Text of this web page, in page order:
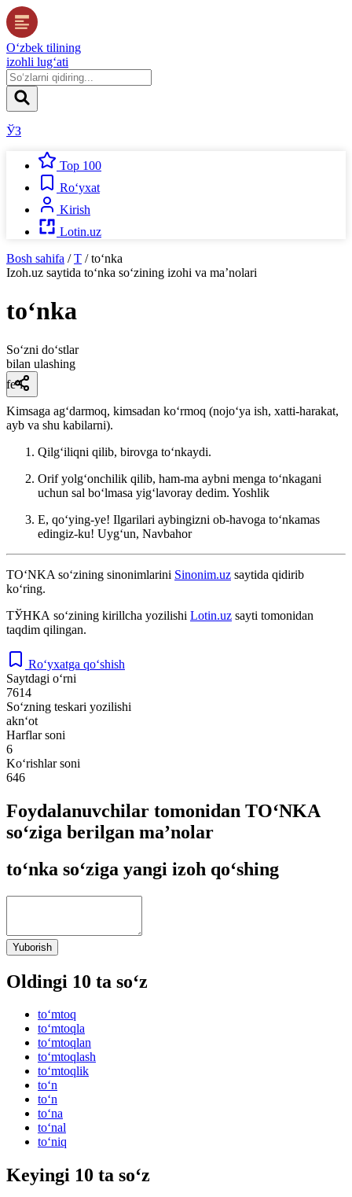
O‘zbek tilining
izohli lug‘ati
ЎЗ
Top 100
Ro‘yxat
Kirish
Lotin.uz
Bosh sahifa / T / to‘nka
Izoh.uz saytida to‘nka so‘zining izohi va ma’nolari
to‘nka
So‘zni do‘stlar
bilan ulashing
fe’l
Kimsaga agʻdarmoq, kimsadan koʻrmoq (nojoʻya ish, xatti-harakat,
ayb va shu kabilarni).
Qilgʻiliqni qilib, birovga toʻnkaydi.
Orif yolgʻonchilik qilib, ham-ma aybni menga toʻnkagani
uchun sal boʻlmasa yigʻlavoray dedim. Yoshlik
E, qoʻying-ye! Ilgarilari aybingizni ob-havoga toʻnkamas
edingiz-ku! Uygʻun, Navbahor
TO‘NKA so‘zining sinonimlarini Sinonim.uz saytida qidirib
ko‘ring.
ТЎНКА so‘zining kirillcha yozilishi Lotin.uz sayti tomonidan
taqdim qilingan.
Ro‘yxatga qo‘shish
Saytdagi o‘rni
7614
So‘zning teskari yozilishi
akn‘ot
Harflar soni
6
Ko‘rishlar soni
646
Foydalanuvchilar tomonidan TO‘NKA
so‘ziga berilgan ma’nolar
to‘nka so‘ziga yangi izoh qo‘shing
Yuborish
Oldingi 10 ta so‘z
to‘mtoq
to‘mtoqla
to‘mtoqlan
to‘mtoqlash
to‘mtoqlik
to‘n
to‘n
to‘na
to‘nal
to‘niq
Keyingi 10 ta so‘z